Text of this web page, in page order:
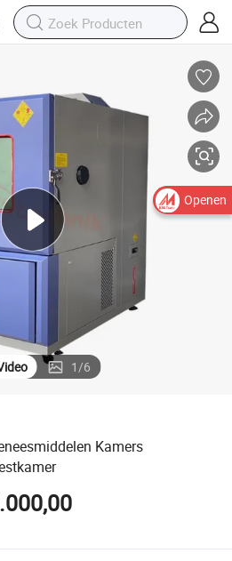
Kamers Klimatische Stabiliteit
1/6
Kamers
Openen